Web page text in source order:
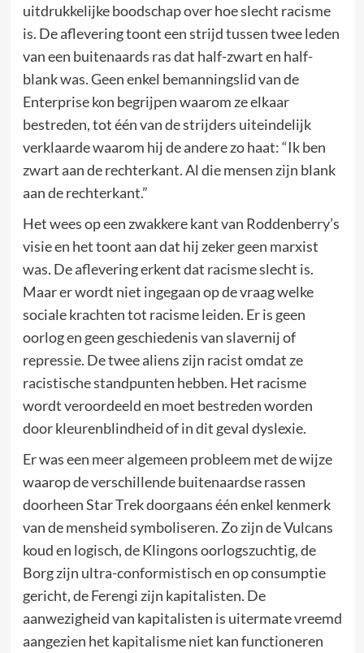
uitdrukkelijke boodschap over hoe slecht racisme
is. De aflevering toont een strijd tussen twee leden
van een buitenaards ras dat half-zwart en half-
blank was. Geen enkel bemanningslid van de
Enterprise kon begrijpen waarom ze elkaar
bestreden, tot één van de strijders uiteindelijk
verklaarde waarom hij de andere zo haat: “Ik ben
zwart aan de rechterkant. Al die mensen zijn blank
aan de rechterkant.”
Het wees op een zwakkere kant van Roddenberry’s
visie en het toont aan dat hij zeker geen marxist
was. De aflevering erkent dat racisme slecht is.
Maar er wordt niet ingegaan op de vraag welke
sociale krachten tot racisme leiden. Er is geen
oorlog en geen geschiedenis van slavernij of
repressie. De twee aliens zijn racist omdat ze
racistische standpunten hebben. Het racisme
wordt veroordeeld en moet bestreden worden
door kleurenblindheid of in dit geval dyslexie.
Er was een meer algemeen probleem met de wijze
waarop de verschillende buitenaardse rassen
doorheen Star Trek doorgaans één enkel kenmerk
van de mensheid symboliseren. Zo zijn de Vulcans
koud en logisch, de Klingons oorlogszuchtig, de
Borg zijn ultra-conformistisch en op consumptie
gericht, de Ferengi zijn kapitalisten. De
aanwezigheid van kapitalisten is uitermate vreemd
aangezien het kapitalisme niet kan functioneren